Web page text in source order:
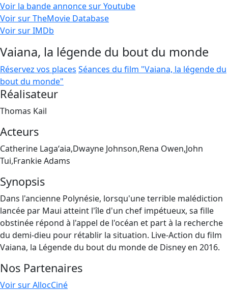
Voir la bande annonce sur Youtube
Voir sur TheMovie Database
Voir sur IMDb
Vaiana, la légende du bout du monde
Réservez vos places Séances du film "Vaiana, la légende du
bout du monde"
Réalisateur
Thomas Kail
Acteurs
Catherine Lagaʻaia,Dwayne Johnson,Rena Owen,John
Tui,Frankie Adams
Synopsis
Dans l'ancienne Polynésie, lorsqu'une terrible malédiction
lancée par Maui atteint l'île d'un chef impétueux, sa fille
obstinée répond à l'appel de l'océan et part à la recherche
du demi-dieu pour rétablir la situation. Live-Action du film
Vaiana, la Légende du bout du monde de Disney en 2016.
Nos Partenaires
Voir sur AllocCiné